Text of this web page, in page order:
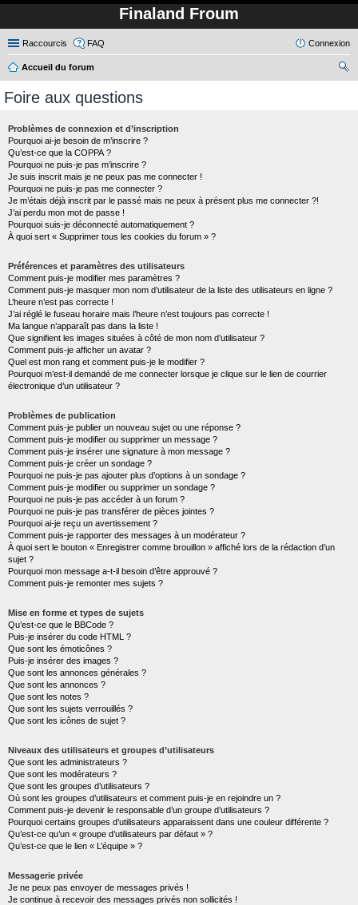
Finaland Froum
Raccourcis FAQ Connexion
Accueil du forum
Foire aux questions
Problèmes de connexion et d’inscription
Pourquoi ai-je besoin de m’inscrire ?
Qu’est-ce que la COPPA ?
Pourquoi ne puis-je pas m’inscrire ?
Je suis inscrit mais je ne peux pas me connecter !
Pourquoi ne puis-je pas me connecter ?
Je m’étais déjà inscrit par le passé mais ne peux à présent plus me connecter ?!
J’ai perdu mon mot de passe !
Pourquoi suis-je déconnecté automatiquement ?
À quoi sert « Supprimer tous les cookies du forum » ?
Préférences et paramètres des utilisateurs
Comment puis-je modifier mes paramètres ?
Comment puis-je masquer mon nom d’utilisateur de la liste des utilisateurs en ligne ?
L’heure n’est pas correcte !
J’ai réglé le fuseau horaire mais l’heure n’est toujours pas correcte !
Ma langue n’apparaît pas dans la liste !
Que signifient les images situées à côté de mon nom d’utilisateur ?
Comment puis-je afficher un avatar ?
Quel est mon rang et comment puis-je le modifier ?
Pourquoi m’est-il demandé de me connecter lorsque je clique sur le lien de courrier
électronique d’un utilisateur ?
Problèmes de publication
Comment puis-je publier un nouveau sujet ou une réponse ?
Comment puis-je modifier ou supprimer un message ?
Comment puis-je insérer une signature à mon message ?
Comment puis-je créer un sondage ?
Pourquoi ne puis-je pas ajouter plus d’options à un sondage ?
Comment puis-je modifier ou supprimer un sondage ?
Pourquoi ne puis-je pas accéder à un forum ?
Pourquoi ne puis-je pas transférer de pièces jointes ?
Pourquoi ai-je reçu un avertissement ?
Comment puis-je rapporter des messages à un modérateur ?
À quoi sert le bouton « Enregistrer comme brouillon » affiché lors de la rédaction d’un
sujet ?
Pourquoi mon message a-t-il besoin d’être approuvé ?
Comment puis-je remonter mes sujets ?
Mise en forme et types de sujets
Qu’est-ce que le BBCode ?
Puis-je insérer du code HTML ?
Que sont les émoticônes ?
Puis-je insérer des images ?
Que sont les annonces générales ?
Que sont les annonces ?
Que sont les notes ?
Que sont les sujets verrouillés ?
Que sont les icônes de sujet ?
Niveaux des utilisateurs et groupes d’utilisateurs
Que sont les administrateurs ?
Que sont les modérateurs ?
Que sont les groupes d’utilisateurs ?
Où sont les groupes d’utilisateurs et comment puis-je en rejoindre un ?
Comment puis-je devenir le responsable d’un groupe d’utilisateurs ?
Pourquoi certains groupes d’utilisateurs apparaissent dans une couleur différente ?
Qu’est-ce qu’un « groupe d’utilisateurs par défaut » ?
Qu’est-ce que le lien « L’équipe » ?
Messagerie privée
Je ne peux pas envoyer de messages privés !
Je continue à recevoir des messages privés non sollicités !